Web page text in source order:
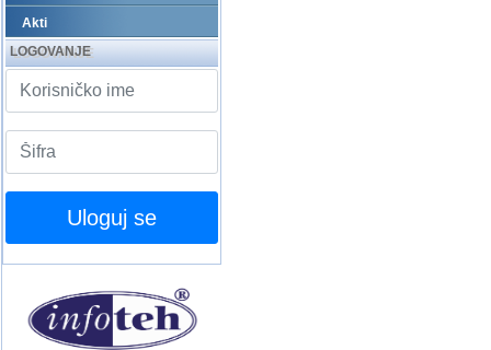
Akti
LOGOVANJE
Uloguj se